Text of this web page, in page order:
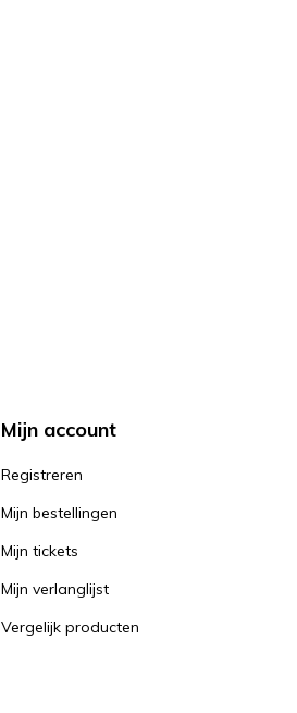
Mijn account
Registreren
Mijn bestellingen
Mijn tickets
Mijn verlanglijst
Vergelijk producten